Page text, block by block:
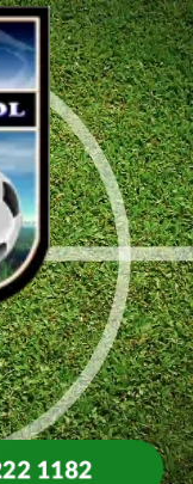
1182